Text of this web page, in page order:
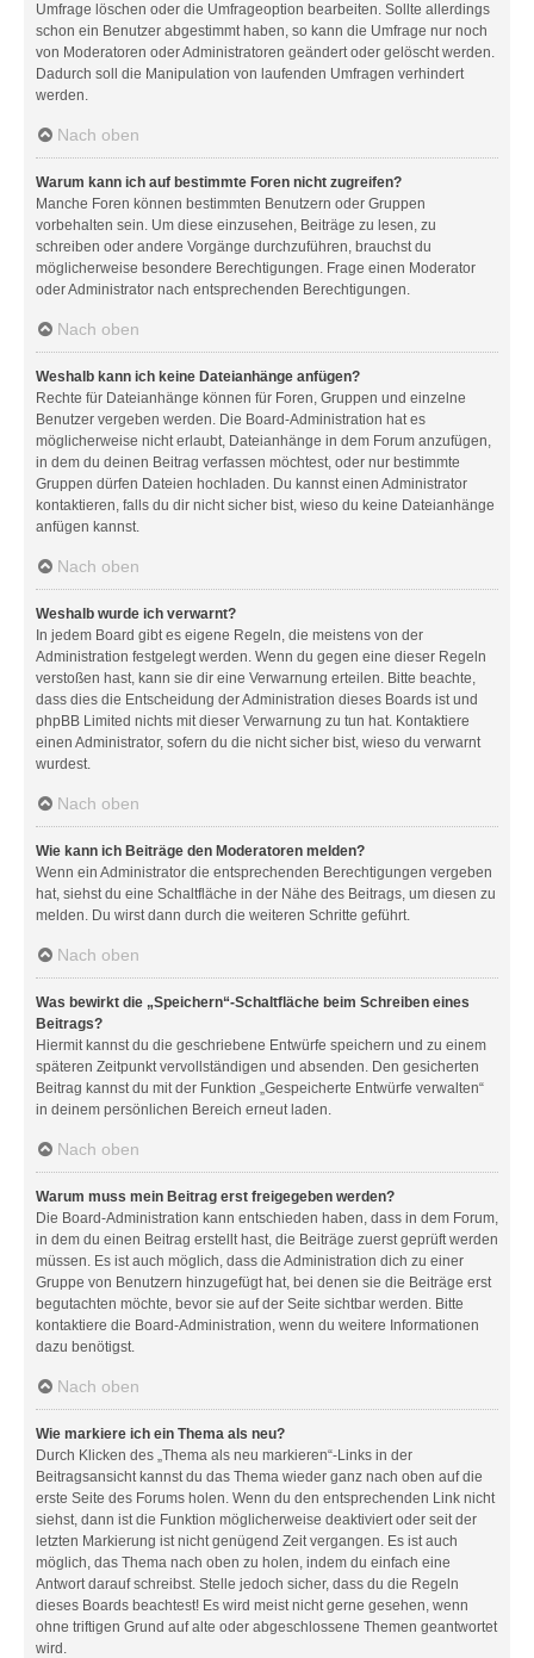
Umfrage löschen oder die Umfrageoption bearbeiten. Sollte allerdings
schon ein Benutzer abgestimmt haben, so kann die Umfrage nur noch
von Moderatoren oder Administratoren geändert oder gelöscht werden.
Dadurch soll die Manipulation von laufenden Umfragen verhindert
werden.
Nach oben
Warum kann ich auf bestimmte Foren nicht zugreifen?
Manche Foren können bestimmten Benutzern oder Gruppen
vorbehalten sein. Um diese einzusehen, Beiträge zu lesen, zu
schreiben oder andere Vorgänge durchzuführen, brauchst du
möglicherweise besondere Berechtigungen. Frage einen Moderator
oder Administrator nach entsprechenden Berechtigungen.
Nach oben
Weshalb kann ich keine Dateianhänge anfügen?
Rechte für Dateianhänge können für Foren, Gruppen und einzelne
Benutzer vergeben werden. Die Board-Administration hat es
möglicherweise nicht erlaubt, Dateianhänge in dem Forum anzufügen,
in dem du deinen Beitrag verfassen möchtest, oder nur bestimmte
Gruppen dürfen Dateien hochladen. Du kannst einen Administrator
kontaktieren, falls du dir nicht sicher bist, wieso du keine Dateianhänge
anfügen kannst.
Nach oben
Weshalb wurde ich verwarnt?
In jedem Board gibt es eigene Regeln, die meistens von der
Administration festgelegt werden. Wenn du gegen eine dieser Regeln
verstoßen hast, kann sie dir eine Verwarnung erteilen. Bitte beachte,
dass dies die Entscheidung der Administration dieses Boards ist und
phpBB Limited nichts mit dieser Verwarnung zu tun hat. Kontaktiere
einen Administrator, sofern du die nicht sicher bist, wieso du verwarnt
wurdest.
Nach oben
Wie kann ich Beiträge den Moderatoren melden?
Wenn ein Administrator die entsprechenden Berechtigungen vergeben
hat, siehst du eine Schaltfläche in der Nähe des Beitrags, um diesen zu
melden. Du wirst dann durch die weiteren Schritte geführt.
Nach oben
Was bewirkt die „Speichern“-Schaltfläche beim Schreiben eines
Beitrags?
Hiermit kannst du die geschriebene Entwürfe speichern und zu einem
späteren Zeitpunkt vervollständigen und absenden. Den gesicherten
Beitrag kannst du mit der Funktion „Gespeicherte Entwürfe verwalten“
in deinem persönlichen Bereich erneut laden.
Nach oben
Warum muss mein Beitrag erst freigegeben werden?
Die Board-Administration kann entschieden haben, dass in dem Forum,
in dem du einen Beitrag erstellt hast, die Beiträge zuerst geprüft werden
müssen. Es ist auch möglich, dass die Administration dich zu einer
Gruppe von Benutzern hinzugefügt hat, bei denen sie die Beiträge erst
begutachten möchte, bevor sie auf der Seite sichtbar werden. Bitte
kontaktiere die Board-Administration, wenn du weitere Informationen
dazu benötigst.
Nach oben
Wie markiere ich ein Thema als neu?
Durch Klicken des „Thema als neu markieren“-Links in der
Beitragsansicht kannst du das Thema wieder ganz nach oben auf die
erste Seite des Forums holen. Wenn du den entsprechenden Link nicht
siehst, dann ist die Funktion möglicherweise deaktiviert oder seit der
letzten Markierung ist nicht genügend Zeit vergangen. Es ist auch
möglich, das Thema nach oben zu holen, indem du einfach eine
Antwort darauf schreibst. Stelle jedoch sicher, dass du die Regeln
dieses Boards beachtest! Es wird meist nicht gerne gesehen, wenn
ohne triftigen Grund auf alte oder abgeschlossene Themen geantwortet
wird.